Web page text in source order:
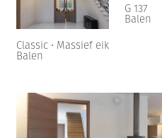
Classic • Massief eik
Balen
G 137
Balen